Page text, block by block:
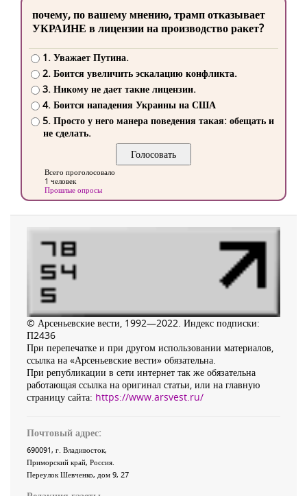
почему, по вашему мнению, трамп отказывает
УКРАИНЕ в лицензии на производство ракет?
1. Уважает Путина.
2. Боится увеличить эскалацию конфликта.
3. Никому не дает такие лицензии.
4. Боится нападения Украины на США
5. Просто у него манера поведения такая: обещать и
не сделать.
Всего проголосовало
1 человек
Прошлые опросы
© Арсеньевские вести, 1992—2022. Индекс подписки:
П2436
При перепечатке и при другом использовании материалов,
ссылка на «Арсеньевские вести» обязательна.
При републикации в сети интернет так же обязательна
работающая ссылка на оригинал статьи, или на главную
страницу сайта: https://www.arsvest.ru/
Почтовый адрес:
690091, г. Владивосток,
Приморский край, Россия
Переулок Шевченко, дом 9, 27